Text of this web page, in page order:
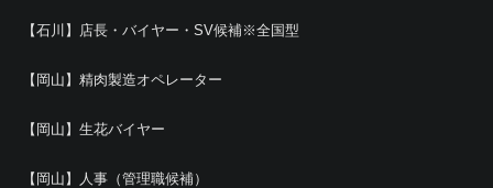
【石川】店長・バイヤー・SV候補※全国型
【岡山】精肉製造オペレーター
【岡山】生花バイヤー
【岡山】人事（管理職候補）